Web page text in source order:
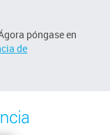
póngase en
de